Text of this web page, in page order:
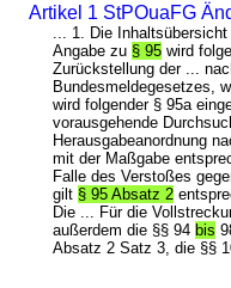
Artikel 1 StPOuaFG
... 1. Die
Angabe zu § 95 wird
Zurückstellung der ...
Bundesmeldegesetzes,
wird folgender § 95a
vorausgehende
Herausgabeanordnung
mit der Maßgabe
Falle des Verstoßes
gilt § 95 Absatz 2
Die ... Für die
außerdem die §§ 94bis
Absatz 2 Satz 3, die §§